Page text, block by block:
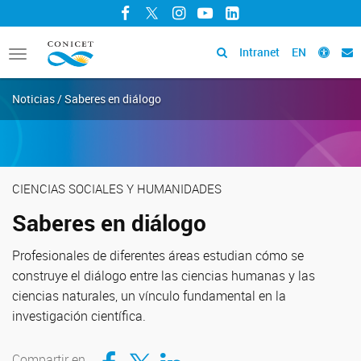
Facebook
TwitterInstagram
YouTubeLinkedIn
Toggle
navigation
Intranet EN
Noticias / Saberes en diálogo
CIENCIAS SOCIALES Y HUMANIDADES
Saberes en diálogo
Profesionales de diferentes áreas estudian cómo se
construye el diálogo entre las ciencias humanas y las
ciencias naturales, un vínculo fundamental en la
investigación científica.
Compartir en Facebook
Compartir en TwitterCompartir en LinkedIn